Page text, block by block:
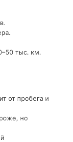
тыс. км.
от пробега и
но